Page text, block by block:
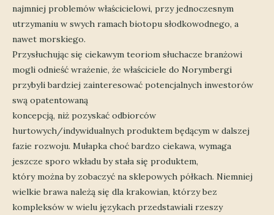
najmniej problemów właścicielowi, przy jednoczesnym
utrzymaniu w swych ramach biotopu słodkowodnego, a
nawet morskiego.
Przysłuchując się ciekawym teoriom słuchacze branżowi
mogli odnieść wrażenie, że właściciele do Norymbergi
przybyli bardziej zainteresować potencjalnych inwestorów
swą opatentowaną
koncepcją, niż pozyskać odbiorców
hurtowych/indywidualnych produktem będącym w dalszej
fazie rozwoju. Mułapka choć bardzo ciekawa, wymaga
jeszcze sporo wkładu by stała się produktem,
który można by zobaczyć na sklepowych półkach. Niemniej
wielkie brawa należą się dla krakowian, którzy bez
kompleksów w wielu językach przedstawiali rzeszy